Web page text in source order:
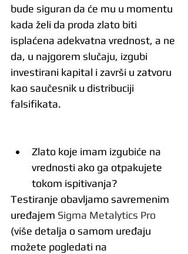
bude siguran da će mu u momentu
kada želi da proda zlato biti
isplaćena adekvatna vrednost, a ne
da, u najgorem slučaju, izgubi
investirani kapital i završi u zatvoru
kao saučesnik u distribuciji
falsifikata.
Zlato koje imam izgubiće na
vrednosti ako ga otpakujete
tokom ispitivanja?
Testiranje obavljamo savremenim
uređajem Sigma Metalytics Pro
(više detalja o samom uređaju
možete pogledati na